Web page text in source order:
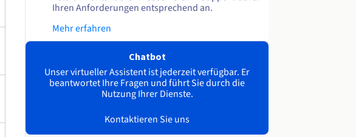
Ihren Anforderungen entsprechend an.
Mehr erfahren
Chatbot
Unser virtueller Assistent ist jederzeit verfügbar. Er
beantwortet Ihre Fragen und führt Sie durch die
Nutzung Ihrer Dienste.
Kontaktieren Sie uns